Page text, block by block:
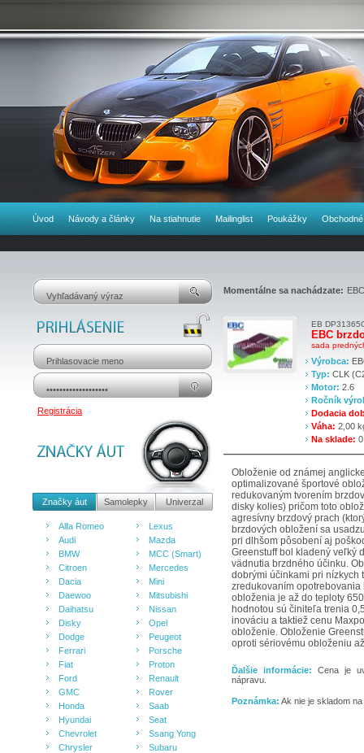
Úvod Návody a články Na stiahnutie Mailinglist Poukážky
Registrácia
Značky áut Samolepky Univerzal
Alfa Romeo
Audi
BMW
Citroen
Dacia
Daewoo
Daihatsu
Disky
Dodge
Ferrari
Fiat
Ford
GMC
Honda
Hyundai
Chevrolet
Chrysler
Lexus
Mazda
MCC (Smart)
Mercedes
Mini
Mitsubishi
Nissan
Opel
Peugeot
Porsche
Proton
Renault
Rover
Saab
Seat
Ssang Yong
Subaru
Momentálne sa nachádzate:
EB
EBC
sada
Výrobca:
Typ: CLK
Motor: 2.6
Ročník
Dodacia
Váha: 2,00
Na sklade:
Obloženie od známej
optimalizované športové
redukovaným tvorením
disky kolies) pričom toto
agresívny brzdový prach
brzdových obložení sa
pri dlhšom pôsobení aj
Greenstuff bol kladený veľký
vädnutia brzdného účinku.
dobrými účinkami pri nízkych
zredukovaním opotrebovania
obloženia je až do teploty
hodnotou sú činiteľa trenia
inováciu a taktiež cenu
obloženie. Obloženie
oproti sériovému obloženiu
Ďalšie informácie: Cena je
nápravu.
Poznámka: Ak nie je skladom